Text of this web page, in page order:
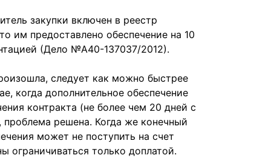
закупки включен в реестр
им предоставлено обеспечение на 10
(Дело №А40-137037/2012).
следует как можно быстрее
когда дополнительное обеспечение
контракта (не более чем 20 дней с
решена. Когда же конечный
может не поступить на счет
ограничиваться только доплатой.